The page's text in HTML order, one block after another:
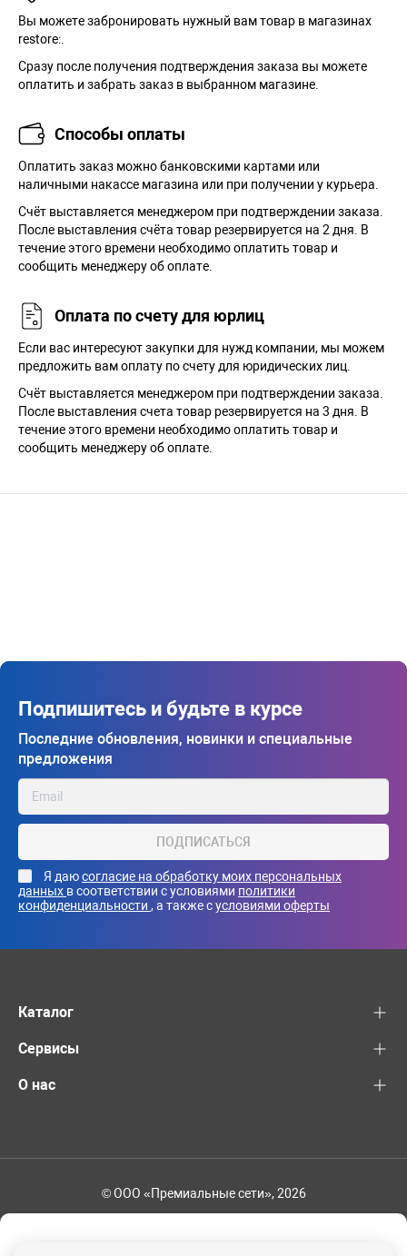
Вы можете забронировать нужный вам товар в магазинах
restore:.
Сразу после получения подтверждения заказа вы можете
оплатить и забрать заказ в выбранном магазине.
Способы оплаты
Оплатить заказ можно банковскими картами или
наличными накассе магазина или при получении у курьера.
Cчёт выставляется менеджером при подтверждении заказа.
После выставления счёта товар резервируется на 2 дня. В
течение этого времени необходимо оплатить товар и
сообщить менеджеру об оплате.
Оплата по счету для юрлиц
Если вас интересуют закупки для нужд компании, мы можем
предложить вам оплату по счету для юридических лиц.
Счёт выставляется менеджером при подтверждении заказа.
После выставления счета товар резервируется на 3 дня. В
течение этого времени необходимо оплатить товар и
сообщить менеджеру об оплате.
Подпишитесь и будьте в курсе
Последние обновления, новинки и специальные
предложения
ПОДПИСАТЬСЯ
Я даюсогласие на обработку моих персональных
данных в соответствии с условиями политики
конфиденциальности , а также сусловиями оферты
Каталог
Сервисы
О нас
© ООО «Премиальные сети», 2026